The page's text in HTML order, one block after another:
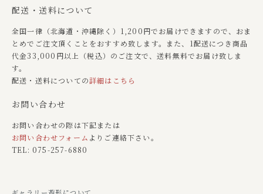
配送・送料について
全国一律（北海道・沖縄除く）1,200円でお届けできますので、おま
とめでご注文頂くことをおすすめ致します。また、1配送につき商品
代金33,000円以上（税込）のご注文で、送料無料でお届け致しま
す。
配送・送料についての詳細はこちら
お問い合わせ
お問い合わせの際は下記または
お問い合わせフォーム よりご連絡下さい。
TEL: 075-257-6880